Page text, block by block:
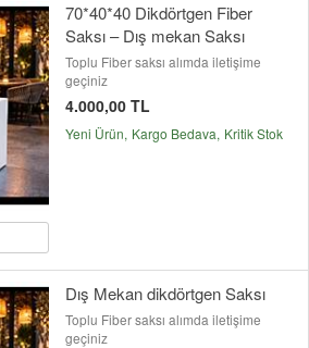
70*40*40 Dikdörtgen Fiber
Saksı – Dış mekan Saksı
Toplu Fiber saksı alımda iletişime
geçiniz
4.000,00 TL
Yeni Ürün Kargo Bedava Kritik Stok
Dış Mekan dikdörtgen Saksı
Toplu Fiber saksı alımda iletişime
geçiniz